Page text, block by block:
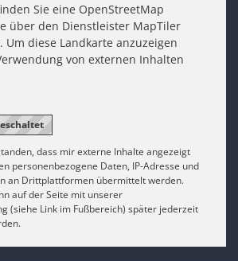
Sie eine OpenStreetMap
über den Dienstleister MapTiler
diese Landkarte anzuzeigen
von externen Inhalten
dass mir externe Inhalte angezeigt
personenbezogene Daten, IP-Adresse und
an Drittplattformen übermittelt werden.
auf der Seite mit unserer
(siehe Link im Fußbereich) später jederzeit